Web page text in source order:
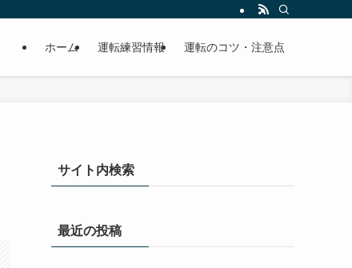
ホーム 運転練習情報 運転のコツ・注意点
サイト内検索
最近の投稿